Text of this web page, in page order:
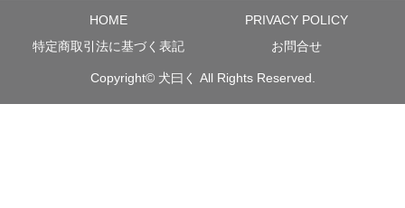
HOME
PRIVACY POLICY
特定商取引法に基づく表記
お問合せ
Copyright© 犬曰く All Rights Reserved.